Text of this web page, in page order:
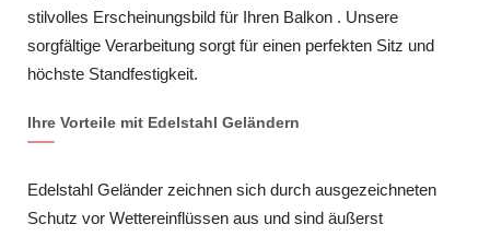
stilvolles Erscheinungsbild für Ihren Balkon . Unsere
sorgfältige Verarbeitung sorgt für einen perfekten Sitz und
höchste Standfestigkeit.
Ihre Vorteile mit Edelstahl Geländern
Edelstahl Geländer zeichnen sich durch ausgezeichneten
Schutz vor Wettereinflüssen aus und sind äußerst